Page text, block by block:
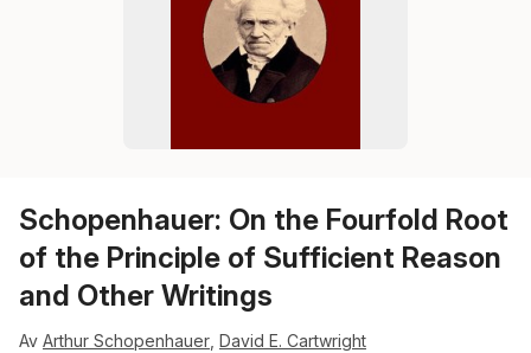
Schopenhauer: On the Fourfold Root
of the Principle of Sufficient Reason
and Other Writings
Av Arthur Schopenhauer David E. Cartwright